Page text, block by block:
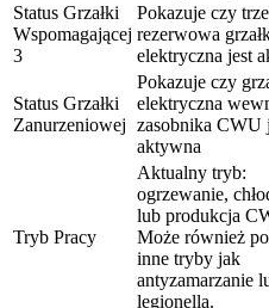
Status Grzałki
Wspomagającej
3
Pokazuje czy
rezerwowa
elektryczna jest
Status Grzałki
Zanurzeniowej
Pokazuje czy
elektryczna
zasobnika CWU
aktywna
Tryb Pracy
Aktualny tryb:
ogrzewanie,
lub produkcja
Może również
inne tryby jak
antyzamarzanie
legionella.